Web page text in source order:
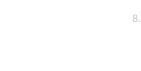
8.